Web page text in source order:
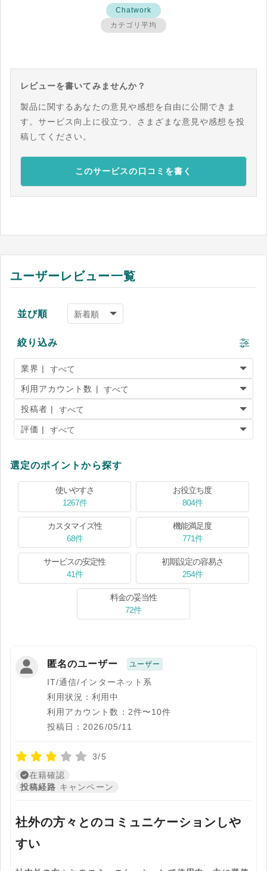
Chatwork
カテゴリ平均
レビューを書いてみませんか？
製品に関するあなたの意見や感想を自由に公開できま
す。サービス向上に役立つ、さまざまな意見や感想を投
稿してください。
このサービスの口コミを書く
ユーザーレビュー一覧
並び順
絞り込み
業界 |
利用アカウント数 |
投稿者 |
評価 |
選定のポイントから探す
使いやすさ
1267件
お役立ち度
804件
カスタマイズ性
68件
機能満足度
771件
サービスの安定性
41件
初期設定の容易さ
254件
料金の妥当性
72件
匿名のユーザー ユーザー
IT/通信/インターネット系
利用状況：利用中
利用アカウント数：2件〜10件
投稿日：2026/05/11
3/5
在籍確認
投稿経路 キャンペーン
社外の方々とのコミュニケーションしや
すい